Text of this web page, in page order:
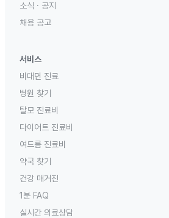
소식 · 공지
채용 공고
서비스
비대면 진료
병원 찾기
탈모 진료비
다이어트 진료비
여드름 진료비
약국 찾기
건강 매거진
1분 FAQ
실시간 의료상담